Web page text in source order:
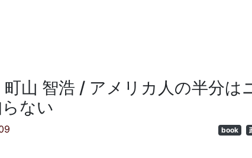
町山 智浩 / アメリカ人の半分は
ない
book